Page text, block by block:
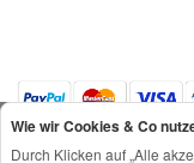
Wie wir Cookies & Co
Durch Klicken auf „Alle